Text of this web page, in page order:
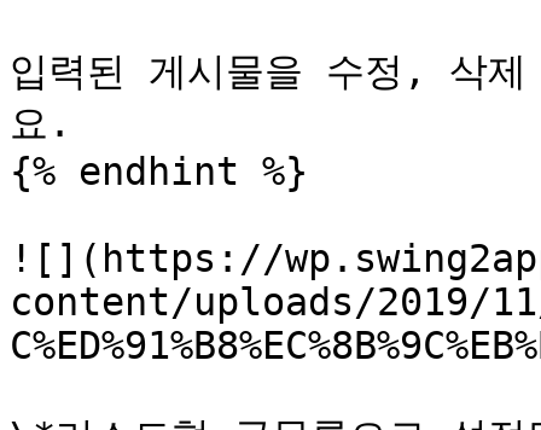
입력된 게시물을 수정, 삭
요.
{% endhint %}
![](https://
content/uploads/2019/11/